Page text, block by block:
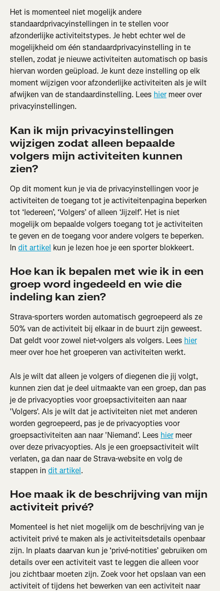
Het is momenteel niet mogelijk andere
standaardprivacyinstellingen in te stellen voor
afzonderlijke activiteitstypes. Je hebt echter wel de
mogelijkheid om één standaardprivacyinstelling in te
stellen, zodat je nieuwe activiteiten automatisch op basis
hiervan worden geüpload. Je kunt deze instelling op elk
moment wijzigen voor afzonderlijke activiteiten als je wilt
afwijken van de standaardinstelling. Lees hier meer over
privacyinstellingen.
Kan ik mijn privacyinstellingen
wijzigen zodat alleen bepaalde
volgers mijn activiteiten kunnen
zien?
Op dit moment kun je via de privacyinstellingen voor je
activiteiten de toegang tot je activiteitenpagina beperken
tot ‘Iedereen’, ‘Volgers’ of alleen ‘Jijzelf’. Het is niet
mogelijk om bepaalde volgers toegang tot je activiteiten
te geven en de toegang voor andere volgers te beperken.
In dit artikel kun je lezen hoe je een sporter blokkeert.
Hoe kan ik bepalen met wie ik in een
groep word ingedeeld en wie die
indeling kan zien?
Strava-sporters worden automatisch gegroepeerd als ze
50% van de activiteit bij elkaar in de buurt zijn geweest.
Dat geldt voor zowel niet-volgers als volgers. Lees hier
meer over hoe het groeperen van activiteiten werkt.
Als je wilt dat alleen je volgers of diegenen die jij volgt,
kunnen zien dat je deel uitmaakte van een groep, dan pas
je de privacyopties voor groepsactiviteiten aan naar
'Volgers'. Als je wilt dat je activiteiten niet met anderen
worden gegroepeerd, pas je de privacyopties voor
groepsactiviteiten aan naar 'Niemand'. Lees hier meer
over deze privacyopties. Als je een groepsactiviteit wilt
verlaten, ga dan naar de Strava-website en volg de
stappen in dit artikel.
Hoe maak ik de beschrijving van mijn
activiteit privé?
Momenteel is het niet mogelijk om de beschrijving van je
activiteit privé te maken als je activiteitsdetails openbaar
zijn. In plaats daarvan kun je ‘privé-notities’ gebruiken om
details over een activiteit vast te leggen die alleen voor
jou zichtbaar moeten zijn. Zoek voor het opslaan van een
activiteit of tijdens het bewerken van een activiteit naar